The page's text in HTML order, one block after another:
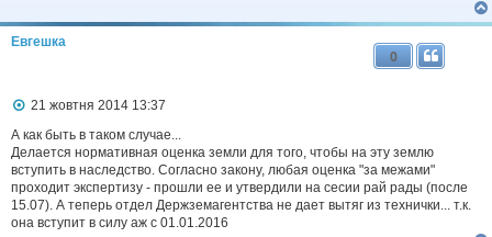
н
н
я
Евгешка
0
П
в
і
д
о
м
л
е
21 жовтня 2014 13:37
А как быть в таком случае...
Делается нормативная оценка земли для того, чтобы на эту землю
вступить в наследство. Согласно закону, любая оценка "за межами"
проходит экспертизу - прошли ее и утвердили на сесии рай рады (после
15.07). А теперь отдел Держземагентства не дает вытяг из технички... т.к.
она вступит в силу аж с 01.01.2016